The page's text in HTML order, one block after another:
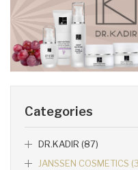
Categories
DR.KADIR (87)
JANSSEN COSMETICS